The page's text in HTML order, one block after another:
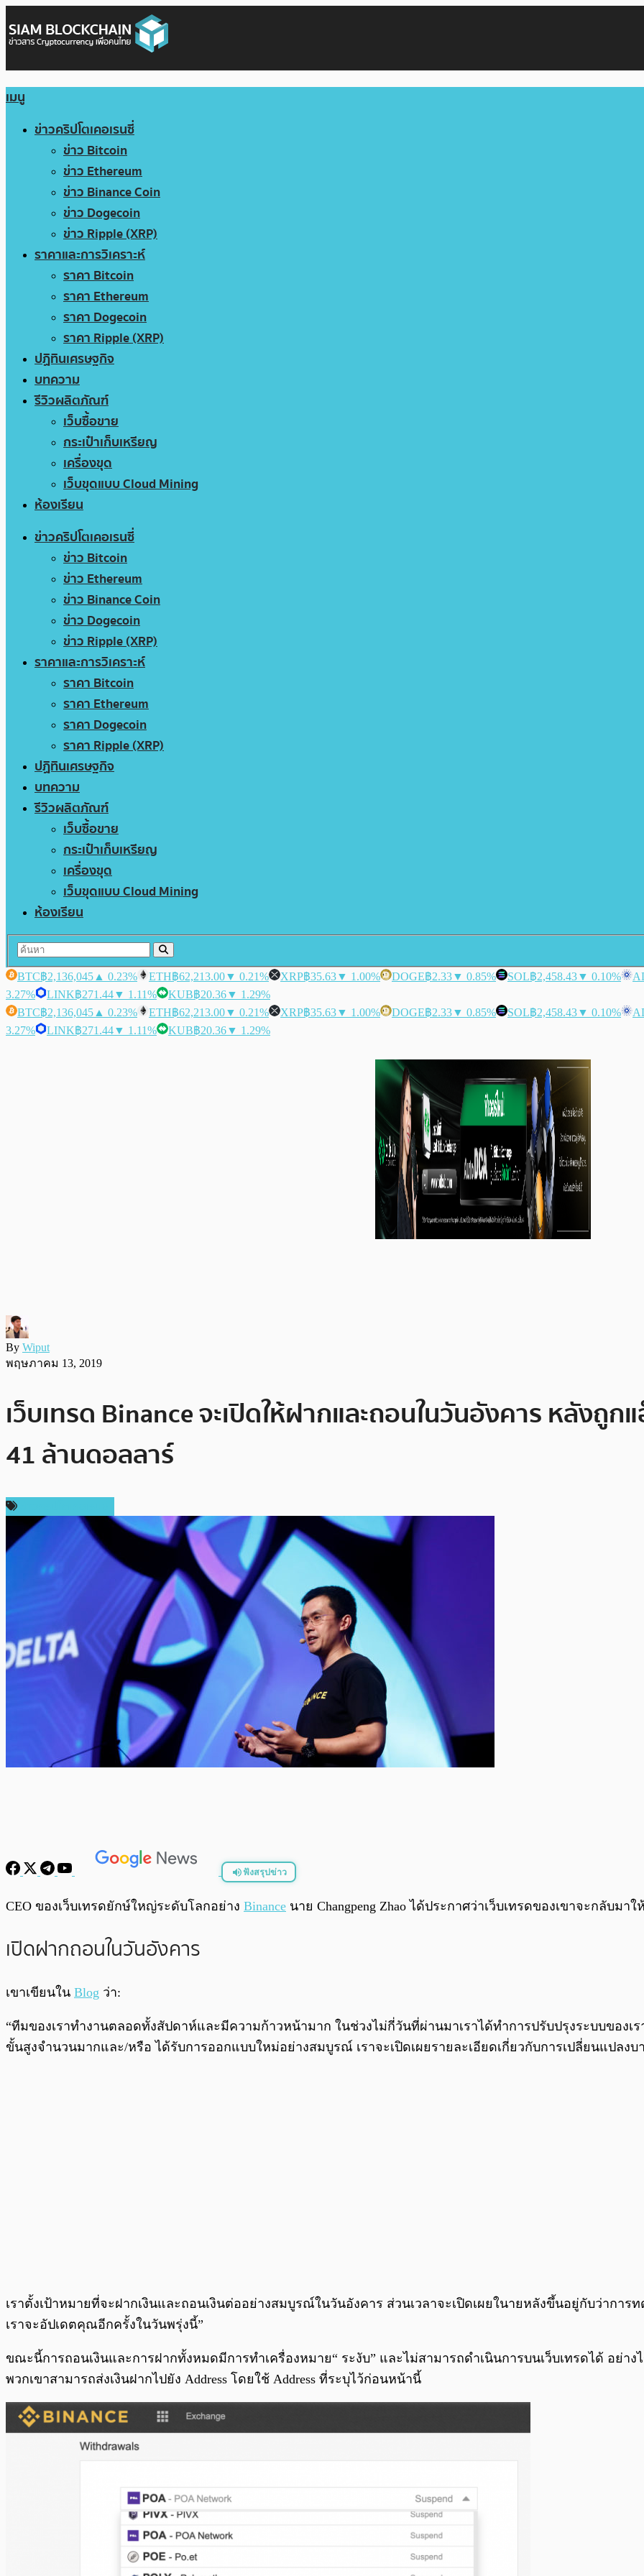
เมนู
ข่าวคริปโตเคอเรนซี่
ข่าว Bitcoin
ข่าว Ethereum
ข่าว Binance Coin
ข่าว Dogecoin
ข่าว Ripple (XRP)
ราคาและการวิเคราะห์
ราคา Bitcoin
ราคา Ethereum
ราคา Dogecoin
ราคา Ripple (XRP)
ปฏิทินเศรษฐกิจ
บทความ
รีวิวผลิตภัณฑ์
เว็บซื้อขาย
กระเป๋าเก็บเหรียญ
เครื่องขุด
เว็บขุดแบบ Cloud Mining
ห้องเรียน
ข่าวคริปโตเคอเรนซี่
ข่าว Bitcoin
ข่าว Ethereum
ข่าว Binance Coin
ข่าว Dogecoin
ข่าว Ripple (XRP)
ราคาและการวิเคราะห์
ราคา Bitcoin
ราคา Ethereum
ราคา Dogecoin
ราคา Ripple (XRP)
ปฏิทินเศรษฐกิจ
บทความ
รีวิวผลิตภัณฑ์
เว็บซื้อขาย
กระเป๋าเก็บเหรียญ
เครื่องขุด
เว็บขุดแบบ Cloud Mining
ห้องเรียน
BTC฿2,136,045 ▲ 0.23% ETH฿62,213.00▼ 0.21% XRP฿35.63▼ 1.00% DOGE฿2.33▼ 0.85% SOL฿2,458.43▼ 0.10%
3.27%
LINK฿271.44▼ 1.11% KUB฿20.36▼ 1.29%
BTC฿2,136,045 ▲ 0.23% ETH฿62,213.00▼ 0.21% XRP฿35.63▼ 1.00% DOGE฿2.33▼ 0.85% SOL฿2,458.43▼ 0.10%
3.27%
LINK฿271.44▼ 1.11% KUB฿20.36▼ 1.29%
By Wiput
พฤษภาคม 13, 2019
เว็บเทรด Binance จะเปิดให้ฝากและถอนในวันอังคาร หลังถูก
41 ล้านดอลลาร์
ฟังสรุปข่าว
พร้อมเล่น
CEO ของเว็บเทรดยักษ์ใหญ่ระดับโลกอย่าง Binance นาย Changpeng Zhao ได้ประกาศว่าเว็บเทรดของเขาจะกลับม
เปิดฝากถอนในวันอังคาร
เขาเขียนใน Blog ว่า:
“ทีมของเราทำงานตลอดทั้งสัปดาห์และมีความก้าวหน้ามาก ในช่วงไม่กี่วันที่ผ่านมาเราได้ทำการปรับปรุงระบบขอ
ขั้นสูงจำนวนมากและ/หรือ ได้รับการออกแบบใหม่อย่างสมบูรณ์ เราจะเปิดเผยรายละเอียดเกี่ยวกับการเปลี่ยนแปลงบ
เราตั้งเป้าหมายที่จะฝากเงินและถอนเงินต่ออย่างสมบูรณ์ในวันอังคาร ส่วนเวลาจะเปิดเผยในายหลังขึ้นอยู่กับว่ากา
เราจะอัปเดตคุณอีกครั้งในวันพรุ่งนี้”
ขณะนี้การถอนเงินและการฝากทั้งหมดมีการทำเครื่องหมาย“ ระงับ” และไม่สามารถดำเนินการบนเว็บเทรดได้ อย่า
พวกเขาสามารถส่งเงินฝากไปยัง Address โดยใช้ Address ที่ระบุไว้ก่อนหน้านี้